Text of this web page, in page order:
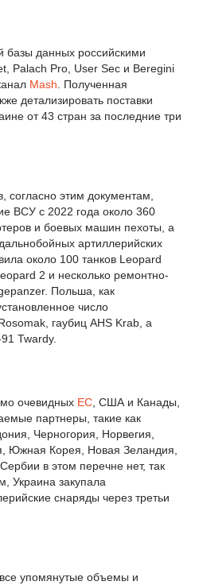
данных российскими
Palach Pro, User Sec и Beregini
Mash . Полученная
детализировать поставки
от 43 стран за последние три
согласно этим документам,
ВСУ с 2022 года около 360
и боевых машин пехоты, а
артиллерийских
около 100 танков Leopard
2 и несколько ремонтно-
Польша, как
число
гаубиц AHS Krab, а
Twardy.
очевидных ЕС , США и Канады,
партнеры, такие как
Черногория, Норвегия,
Южная Корея, Новая Зеландия,
в этом перечне нет, так
Украина закупала
снаряды через третьи
упомянутые объемы и